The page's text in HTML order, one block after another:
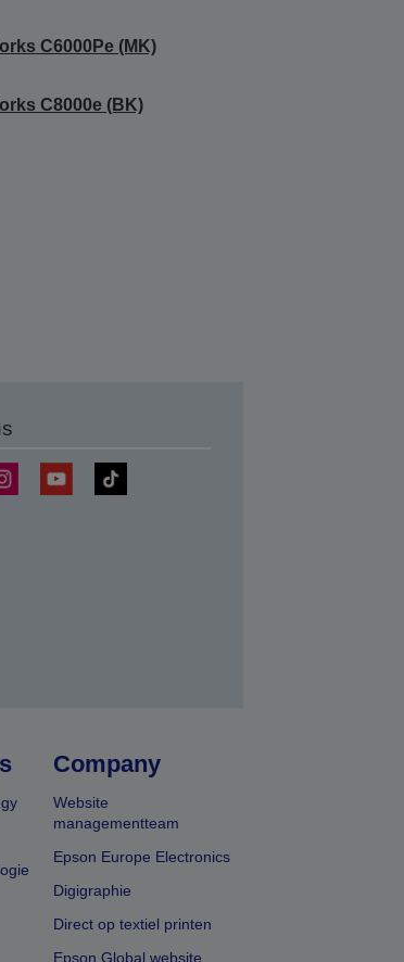
C6000Pe (MK)
C8000e (BK)
Company
Website
managementteam
Epson Europe Electronics
Digigraphie
Direct op textiel printen
Epson Global website